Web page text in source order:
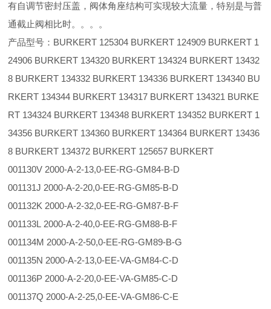
有自调节密封压盖，阀体角座结构可实现较大流量，特别是与普
通截止阀相比时。。。。
产品型号：BURKERT 125304 BURKERT 124909 BURKERT 1
24906 BURKERT 134320 BURKERT 134324 BURKERT 13432
8 BURKERT 134332 BURKERT 134336 BURKERT 134340 BU
RKERT 134344 BURKERT 134317 BURKERT 134321 BURKE
RT 134324 BURKERT 134348 BURKERT 134352 BURKERT 1
34356 BURKERT 134360 BURKERT 134364 BURKERT 13436
8 BURKERT 134372 BURKERT 125657 BURKERT
001130V 2000-A-2-13,0-EE-RG-GM84-B-D
001131J 2000-A-2-20,0-EE-RG-GM85-B-D
001132K 2000-A-2-32,0-EE-RG-GM87-B-F
001133L 2000-A-2-40,0-EE-RG-GM88-B-F
001134M 2000-A-2-50,0-EE-RG-GM89-B-G
001135N 2000-A-2-13,0-EE-VA-GM84-C-D
001136P 2000-A-2-20,0-EE-VA-GM85-C-D
001137Q 2000-A-2-25,0-EE-VA-GM86-C-E